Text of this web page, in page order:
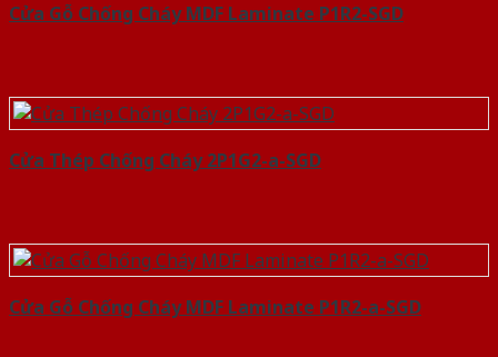
Cửa Gỗ Chống Cháy MDF Laminate P1R2-SGD
Cửa Thép Chống Cháy 2P1G2-a-SGD
Cửa Gỗ Chống Cháy MDF Laminate P1R2-a-SGD